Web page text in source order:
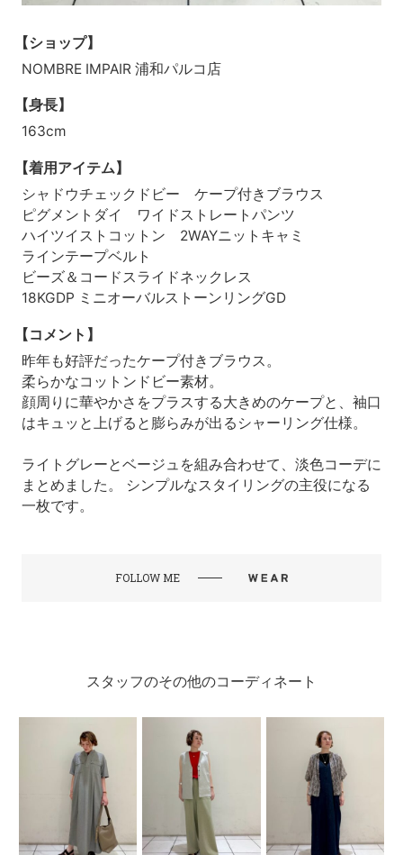
【ショップ】
NOMBRE IMPAIR 浦和パルコ店
【身長】
163cm
【着用アイテム】
シャドウチェックドビー ケープ付きブラウス
ピグメントダイ ワイドストレートパンツ
ハイツイストコットン 2WAYニットキャミ
ラインテープベルト
ビーズ＆コードスライドネックレス
18KGDP ミニオーバルストーンリングGD
【コメント】
昨年も好評だったケープ付きブラウス。
柔らかなコットンドビー素材。
顔周りに華やかさをプラスする大きめのケープと、袖口
はキュッと上げると膨らみが出るシャーリング仕様。
ライトグレーとベージュを組み合わせて、淡色コーデに
まとめました。 シンプルなスタイリングの主役になる
一枚です。
FOLLOW ME
スタッフのその他のコーディネート